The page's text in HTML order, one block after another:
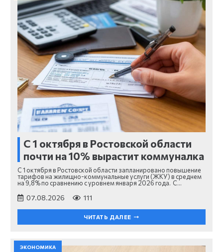
С 1 октября в Ростовской области
почти на 10% вырастит коммуналка
С 1 октября в Ростовской области запланировано повышение
тарифов на жилищно-коммунальные услуги (ЖКУ) в среднем
на 9,8% по сравнению с уровнем января 2026 года. С…
07.08.2026 111
ЧИТАТЬ ДАЛЕЕ
ЭКОНОМИКА